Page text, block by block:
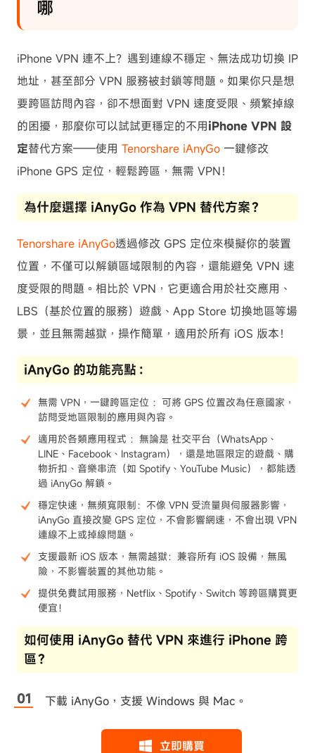
哪
iPhone VPN 連不上？遇到連線不穩定、無法成功切換 IP
地址，甚至部分 VPN 服務被封鎖等問題。如果你只是想
要跨區訪問內容，卻不想面對 VPN 速度受限、頻繁掉線
的困擾，那麼你可以試試更穩定的不用iPhone VPN 設
定替代方案——使用 Tenorshare iAnyGo 一鍵修改
iPhone GPS 定位，輕鬆跨區，無需 VPN！
為什麼選擇 iAnyGo 作為 VPN 替代方案？
Tenorshare iAnyGo透過修改 GPS 定位來模擬你的裝置
位置，不僅可以解鎖區域限制的內容，還能避免 VPN 速
度受限的問題。相比於 VPN，它更適合用於社交應用、
LBS（基於位置的服務）遊戲、App Store 切換地區等場
景，並且無需越獄，操作簡單，適用於所有 iOS 版本！
iAnyGo 的功能亮點：
無需 VPN，一鍵跨區定位 ：可將 GPS 位置改為任意國家，
訪問受地區限制的應用與內容。
適用於各類應用程式 ：無論是 社交平台（WhatsApp、
LINE、Facebook、Instagram），還是地區限定的遊戲、購
物折扣、音樂串流（如 Spotify、YouTube Music），都能透
過 iAnyGo 解鎖。
穩定快速，無頻寬限制：不像 VPN 受流量與伺服器影響，
iAnyGo 直接改變 GPS 定位，不會影響網速，不會出現 VPN
連線不上或掉線問題。
支援最新 iOS 版本，無需越獄：兼容所有 iOS 設備，無風
險，不影響裝置的其他功能。
提供免費試用服務，Netflix、Spotify、Switch 等跨區購買更
便宜！
如何使用 iAnyGo 替代 VPN 來進行 iPhone 跨
區？
下載 iAnyGo，支援 Windows 與 Mac。